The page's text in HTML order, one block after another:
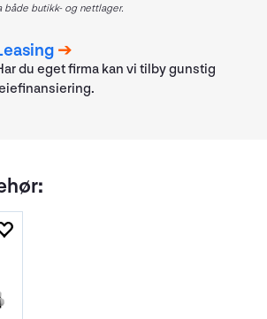
både butikk- og nettlager.
du eget firma kan vi tilby gunstig